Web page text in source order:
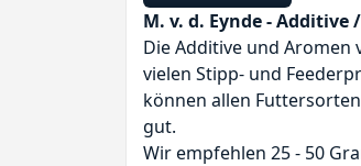
M. v. d. Eynde -
Die Additive und Aromen
vielen Stipp- und
können allen
gut.
Wir empfehlen 25 - 50